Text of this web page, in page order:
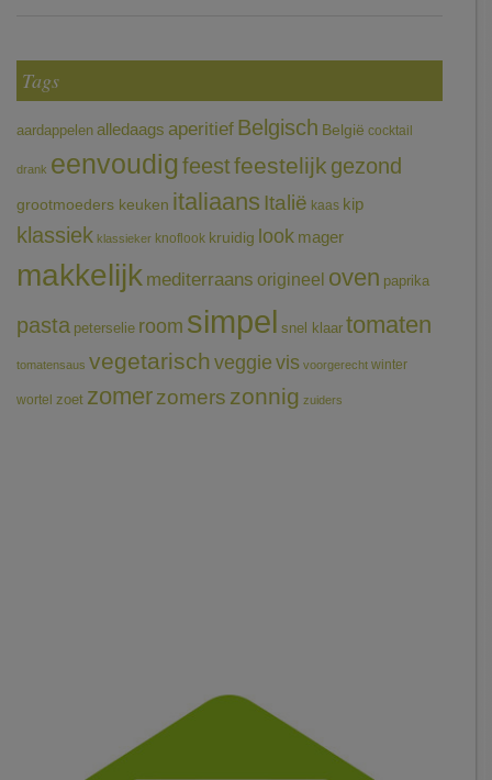
Tags
aardappelen alledaags aperitief Belgisch België cocktail
drank eenvoudigfeestfeestelijk gezond
grootmoeders keuken italiaans Italië kaas kip
klassiek klassieker knoflook kruidig look mager
makkelijk mediterraans origineel oven paprika
pasta peterselie room simpel snel klaar tomaten
tomatensaus vegetarischveggie vis voorgerecht winter
wortel zoet zomerzomers zonnig zuiders